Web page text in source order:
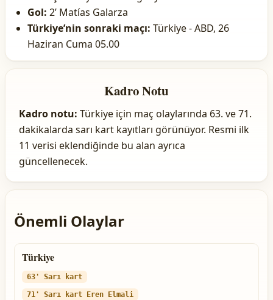
Gol: 2’ Matías Galarza
Türkiye’nin sonraki maçı: Türkiye - ABD, 26
Haziran Cuma 05.00
Kadro Notu
Kadro notu: Türkiye için maç olaylarında 63. ve 71.
dakikalarda sarı kart kayıtları görünüyor. Resmi ilk
11 verisi eklendiğinde bu alan ayrıca
güncellenecek.
Önemli Olaylar
Türkiye
63' Sarı kart
71' Sarı kart Eren Elmali